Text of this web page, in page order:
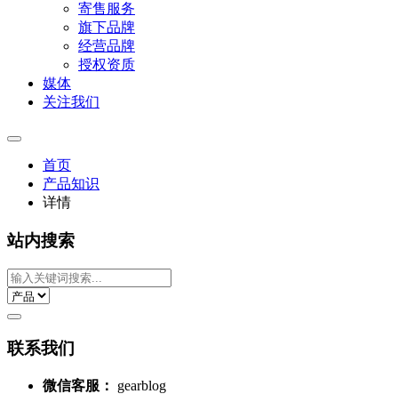
寄售服务
旗下品牌
经营品牌
授权资质
媒体
关注我们
首页
产品知识
详情
站内搜索
联系我们
微信客服：
gearblog